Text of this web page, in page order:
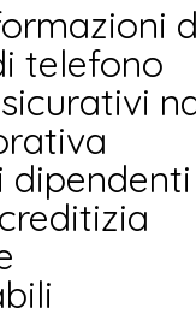
telefono
dipendenti